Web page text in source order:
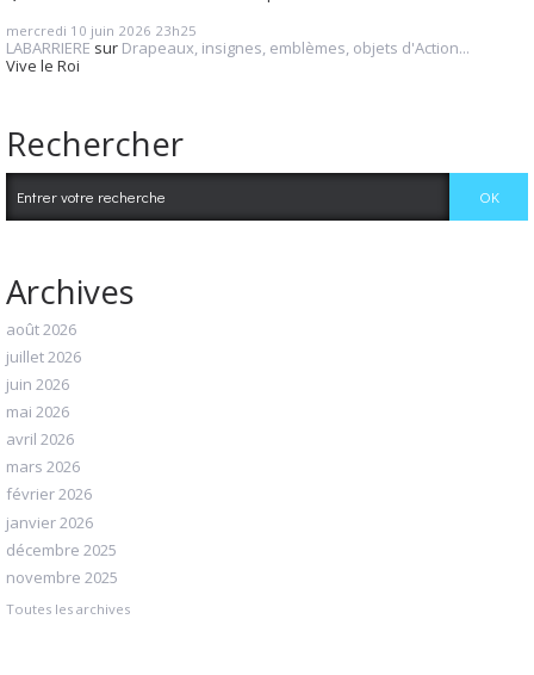
mercredi 10 juin 2026 23h25
LABARRIERE sur Drapeaux, insignes, emblèmes, objets d'Action...
Vive le Roi
Rechercher
Archives
août 2026
juillet 2026
juin 2026
mai 2026
avril 2026
mars 2026
février 2026
janvier 2026
décembre 2025
novembre 2025
Toutes les archives